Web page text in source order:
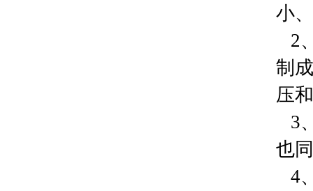
小
2
制
压
3
也
4